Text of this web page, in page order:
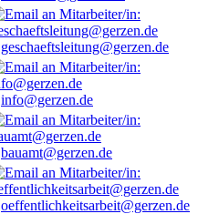
geschaeftsleitung@gerzen.de
info@gerzen.de
bauamt@gerzen.de
oeffentlichkeitsarbeit@gerzen.de